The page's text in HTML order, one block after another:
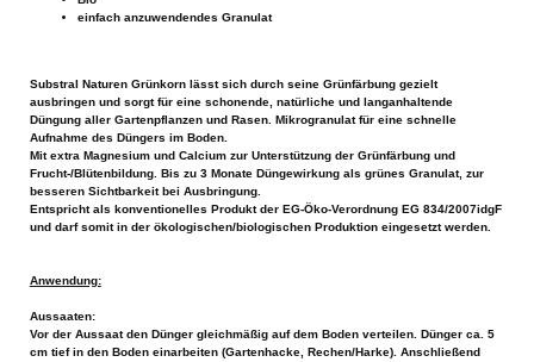
einfach anzuwendendes Granulat
Substral Naturen Grünkorn lässt sich durch seine Grünfärbung gezielt
ausbringen und sorgt für eine schonende, natürliche und langanhaltende
Düngung aller Gartenpflanzen und Rasen. Mikrogranulat für eine schnelle
Aufnahme des Düngers im Boden.
Mit extra Magnesium und Calcium zur Unterstützung der Grünfärbung und
Frucht-/Blütenbildung. Bis zu 3 Monate Düngewirkung als grünes Granulat, zur
besseren Sichtbarkeit bei Ausbringung.
Entspricht als konventionelles Produkt der EG-Öko-Verordnung EG 834/2007idgF
und darf somit in der ökologischen/biologischen Produktion eingesetzt werden.
Anwendung:
Aussaaten:
Vor der Aussaat den Dünger gleichmäßig auf dem Boden verteilen. Dünger ca. 5
cm tief in den Boden einarbeiten (Gartenhacke, Rechen/Harke). Anschließend